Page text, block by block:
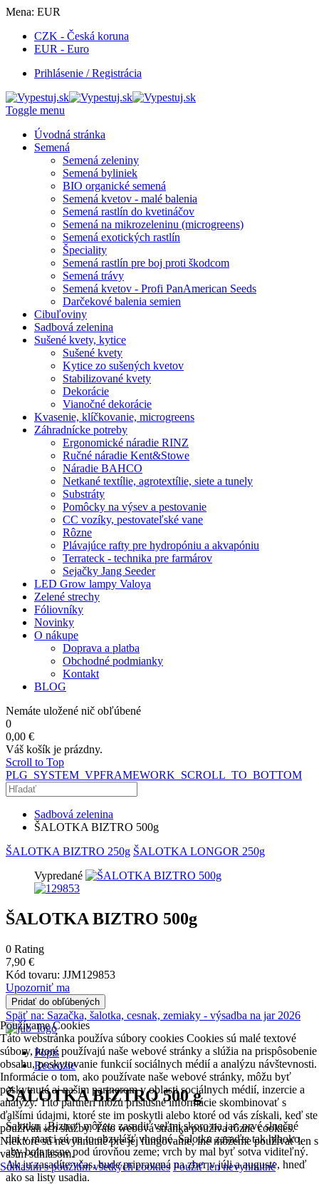
Mena: EUR
CZK - Česká koruna
EUR - Euro
Prihlásenie / Registrácia
Toggle menu
Úvodná stránka
Semená
Semená zeleniny
Semená byliniek
BIO organické semená
Semená kvetov - malé balenia
Semená rastlín do kvetináčov
Semená na mikrozeleninu (microgreens)
Semená exotických rastlín
Špeciality
Semená rastlín pre boj proti škodcom
Semená trávy
Semená kvetov - Profi PanAmerican Seeds
Darčekové balenia semien
Cibuľoviny
Sadbová zelenina
Sušené kvety, kytice
Sušené kvety
Kytice zo sušených kvetov
Stabilizované kvety
Dekorácie
Vianočné dekorácie
Kvasenie, klíčkovanie, microgreens
Záhradnícke potreby
Ergonomické náradie RINZ
Ručné náradie Kent&Stowe
Náradie BAHCO
Netkané textílie, agrotextílie, siete a tunely
Substráty
Pomôcky na výsev a pestovanie
CC vozíky, pestovateľské vane
Rôzne
Plávajúce rafty pre hydropóniu a akvapóniu
Terrateck - technika pre farmárov
Sejačky Jang Seeder
LED Grow lampy Valoya
Zelené strechy
Fóliovníky
Novinky
O nákupe
Doprava a platba
Obchodné podmianky
Kontakt
BLOG
Nemáte uložené nič obľúbené
0
0,00 €
Váš košík je prázdny.
Scroll to Top
PLG_SYSTEM_VPFRAMEWORK_SCROLL_TO_BOTTOM
Sadbová zelenina
ŠALOTKA BIZTRO 500g
ŠALOTKA BIZTRO 250g ŠALOTKA LONGOR 250g
Vypredané
ŠALOTKA BIZTRO 500g
0 Rating
7,90 €
Kód tovaru: JJM129853
Upozorniť ma
Pridať do obľúbených
Späť na: Sazačka, šalotka, cesnak, zemiaky - výsadba na jar 2026
Popis
Recenzie
ŠALOTKA BIZTRO 500 g
Šalotku „Biztro“ môžete zasadiť veľmi skoro na jar; prvé slnečné
dni v marci sú na to obzvlášť vhodné. Šalotku zasaďte tak hlboko,
aby bola tesne pod úrovňou zeme; vrch by mal byť sotva viditeľný.
Ak ju zasadíte včas, bude pripravená na zber v júli a auguste, hneď
ako sa listy usadia.
Používame Cookies
Táto webstránka používa súbory cookies Cookies sú malé textové
súbory, ktoré používajú naše webové stránky a slúžia na prispôsobenie
obsahu, poskytovanie funkcií sociálnych médií a analýzu návštevnosti.
Informácie o tom, ako používate naše webové stránky, môžu byť
poskytnuté aj našim partnerom v oblasti sociálnych médií, inzercie a
analýzy. Títo partneri môžu príslušné informácie skombinovať s
ďalšími údajmi, ktoré ste im poskytli alebo ktoré od vás získali, keď ste
používali ich služby. Táto webová stránka používa rôzne cookies.
Niektoré sú nevyhnutné pre jej fungovanie, iné môžeme používať len s
vaším súhlasom.
Súhlasím s použitím všetkých cookies Použiť len nevyhnutné